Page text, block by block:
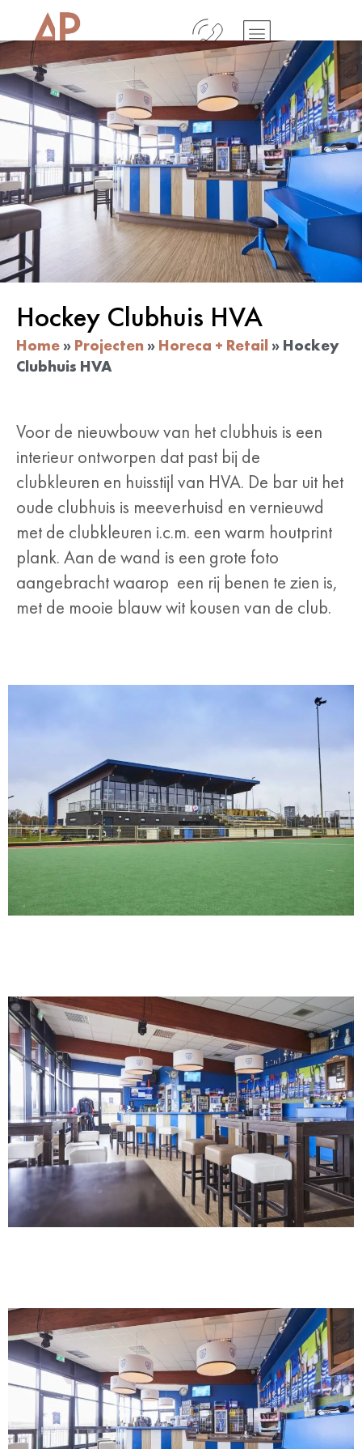
Hockey Clubhuis HVA
Home » Projecten » Horeca + Retail » Hockey
Clubhuis HVA
Voor de nieuwbouw van het clubhuis is een
interieur ontworpen dat past bij de
clubkleuren en huisstijl van HVA. De bar uit het
oude clubhuis is meeverhuisd en vernieuwd
met de clubkleuren i.c.m. een warm houtprint
plank. Aan de wand is een grote foto
aangebracht waarop een rij benen te zien is,
met de mooie blauw wit kousen van de club.